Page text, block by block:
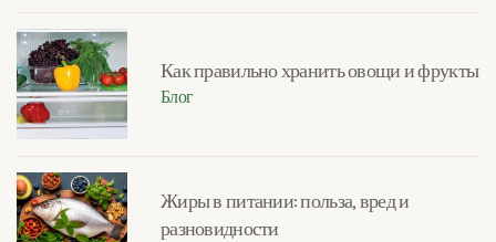
Как правильно хранить овощи и фрукты
Блог
Жиры в питании: польза, вред и
разновидности